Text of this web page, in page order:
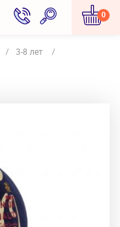
0
3-8 лет